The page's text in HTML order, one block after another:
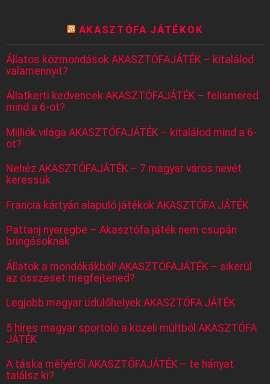
AKASZTÓFA JÁTÉKOK
Állatos közmondások AKASZTÓFAJÁTÉK – kitalálod
valamennyit?
Állatkerti kedvencek AKASZTÓFAJÁTÉK – felismered
mind a 6-ot?
Milliók világa AKASZTÓFAJÁTÉK – kitalálod mind a 6-
ot?
Nehéz AKASZTÓFAJÁTÉK – 7 magyar város nevét
keressük
Francia kártyán alapuló játékok AKASZTÓFA JÁTÉK
Pattanj nyeregbe – Akasztófa játék nem csupán
bringásoknak
Állatok a mondókákból! AKASZTÓFAJÁTÉK – sikerül
az összeset megfejtened?
Legjobb magyar üdülőhelyek AKASZTÓFA JÁTÉK
5 híres magyar sportoló a közeli múltból AKASZTÓFA
JÁTÉK
A táska mélyéről AKASZTÓFAJÁTÉK – te hányat
találsz ki?